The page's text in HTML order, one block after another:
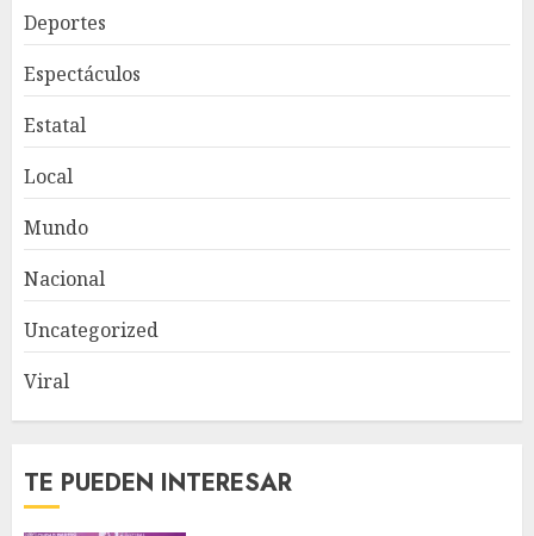
Deportes
Espectáculos
Estatal
Local
Mundo
Nacional
Uncategorized
Viral
TE PUEDEN INTERESAR